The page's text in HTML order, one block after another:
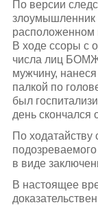
По версии
злоумышленник
расположенном
В ходе ссоры с
числа лиц
мужчину,
палкой по
был
день скончался
По ходатайству
в виде
В настоящее